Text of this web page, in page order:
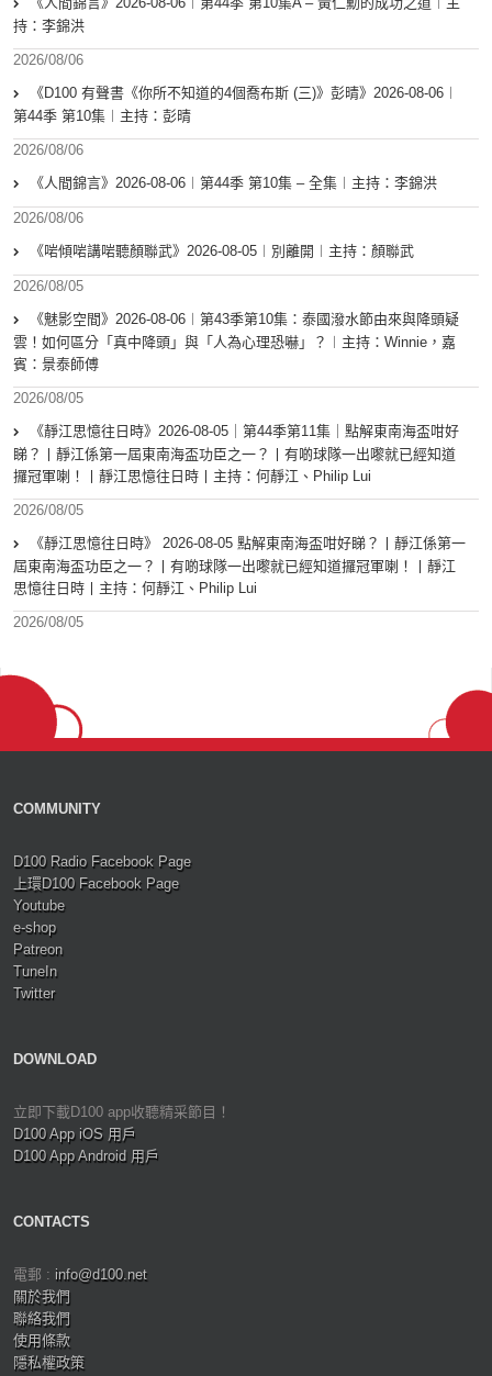
持：李錦洪
2026/08/06
《D100 有聲書《你所不知道的4個喬布斯 (三)》彭晴》2026-08-06︱
第44季 第10集︱主持：彭晴
2026/08/06
《人間錦言》2026-08-06︱第44季 第10集 – 全集︱主持：李錦洪
2026/08/06
《啱傾啱講啱聽顏聯武》2026-08-05︱別離開︱主持：顏聯武
2026/08/05
《魅影空間》2026-08-06︱第43季第10集：泰國潑水節由來與降頭疑
雲！如何區分「真中降頭」與「人為心理恐嚇」？︱主持：Winnie，嘉
賓：景泰師傅
2026/08/05
《靜江思憶往日時》2026-08-05｜第44季第11集｜點解東南海盃咁好
睇？丨靜江係第一屆東南海盃功臣之一？丨有啲球隊一出嚟就已經知道
攞冠軍喇！丨靜江思憶往日時丨主持：何靜江、Philip Lui
2026/08/05
《靜江思憶往日時》 2026-08-05 點解東南海盃咁好睇？丨靜江係第一
屆東南海盃功臣之一？丨有啲球隊一出嚟就已經知道攞冠軍喇！丨靜江
思憶往日時丨主持：何靜江、Philip Lui
2026/08/05
COMMUNITY
D100 Radio Facebook Page
上環D100 Facebook Page
Youtube
e-shop
Patreon
TuneIn
Twitter
DOWNLOAD
立即下載D100 app收聽精采節目！
D100 App iOS 用戶
D100 App Android 用戶
CONTACTS
電郵 : info@d100.net
關於我們
聯絡我們
使用條款
隱私權政策